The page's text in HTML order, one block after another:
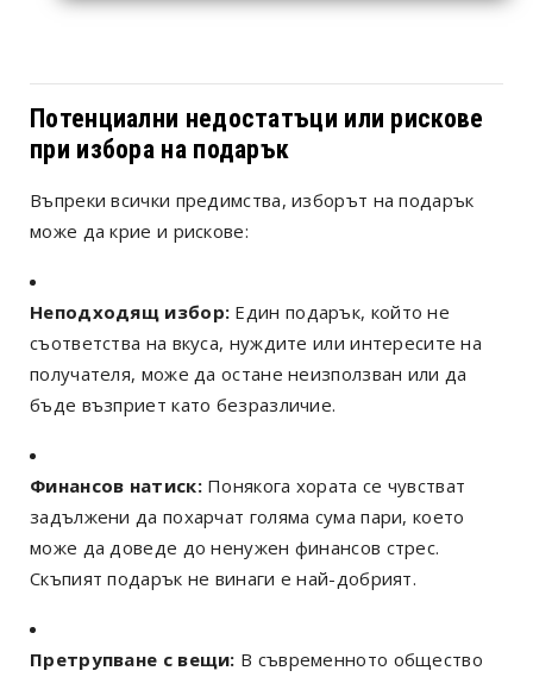
Потенциални недостатъци или рискове
при избора на подарък
Въпреки всички предимства, изборът на подарък
може да крие и рискове:
Неподходящ избор: Един подарък, който не
съответства на вкуса, нуждите или интересите на
получателя, може да остане неизползван или да
бъде възприет като безразличие.
Финансов натиск:Понякога хората се чувстват
задължени да похарчат голяма сума пари, което
може да доведе до ненужен финансов стрес.
Скъпият подарък не винаги е най-добрият.
Претрупване с вещи: В съвременното общество